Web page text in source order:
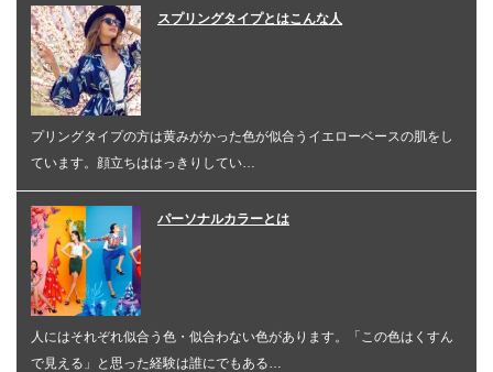
スプリングタイプとはこんな人
プリングタイプの方は黄みがかった色が似合うイエローベースの肌をし
ています。顔立ちははっきりしてい…
パーソナルカラーとは
人にはそれぞれ似合う色・似合わない色があります。「この色はくすん
で見える」と思った経験は誰にでもある…